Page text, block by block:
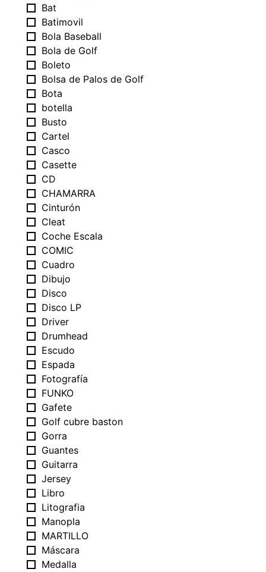
Bat
Batimovil
Bola Baseball
Bola de Golf
Boleto
Bolsa de Palos de Golf
Bota
botella
Busto
Cartel
Casco
Casette
CD
CHAMARRA
Cinturón
Cleat
Coche Escala
COMIC
Cuadro
Dibujo
Disco
Disco LP
Driver
Drumhead
Escudo
Espada
Fotografía
FUNKO
Gafete
Golf cubre baston
Gorra
Guantes
Guitarra
Jersey
Libro
Litografia
Manopla
MARTILLO
Máscara
Medalla